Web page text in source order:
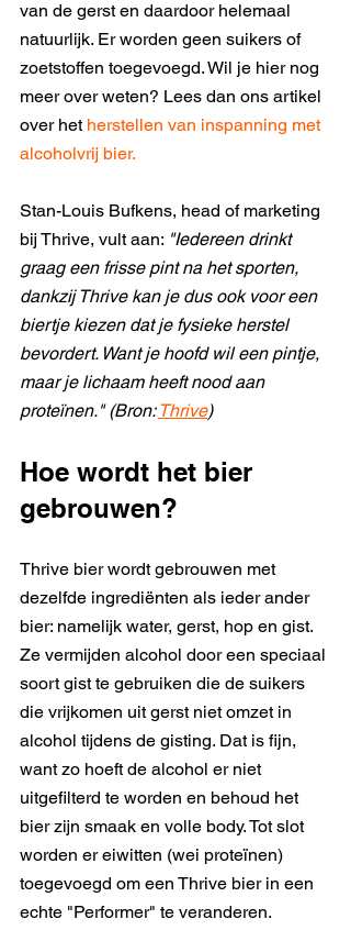
van de gerst en daardoor helemaal
natuurlijk. Er worden geen suikers of
zoetstoffen toegevoegd. Wil je hier nog
meer over weten? Lees dan ons artikel
over het herstellen van inspanning met
alcoholvrij bier.
Stan-Louis Bufkens, head of marketing
bij Thrive, vult aan: "Iedereen drinkt
graag een frisse pint na het sporten,
dankzij Thrive kan je dus ook voor een
biertje kiezen dat je fysieke herstel
bevordert. Want je hoofd wil een pintje,
maar je lichaam heeft nood aan
proteïnen." (Bron: Thrive)
Hoe wordt het bier
gebrouwen?
Thrive bier wordt gebrouwen met
dezelfde ingrediënten als ieder ander
bier: namelijk water, gerst, hop en gist.
Ze vermijden alcohol door een speciaal
soort gist te gebruiken die de suikers
die vrijkomen uit gerst niet omzet in
alcohol tijdens de gisting. Dat is fijn,
want zo hoeft de alcohol er niet
uitgefilterd te worden en behoud het
bier zijn smaak en volle body. Tot slot
worden er eiwitten (wei proteïnen)
toegevoegd om een Thrive bier in een
echte "Performer" te veranderen.